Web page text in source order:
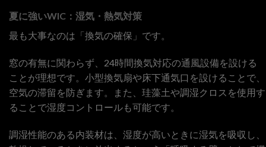
夏に強いWIC：湿気・熱気対策
最も大事なのは「換気の確保」です。
窓の有無に関わらず、24時間換気対応の通風設備を設ける
ことが理想です。小型換気扇や床下通気口を設けることで、
空気の滞留を防ぎます。また、珪藻土や調湿クロスを使用す
ることで湿度コントロールも可能です。
調湿性能のある内装材は、湿度が高いときに湿気を吸収し、